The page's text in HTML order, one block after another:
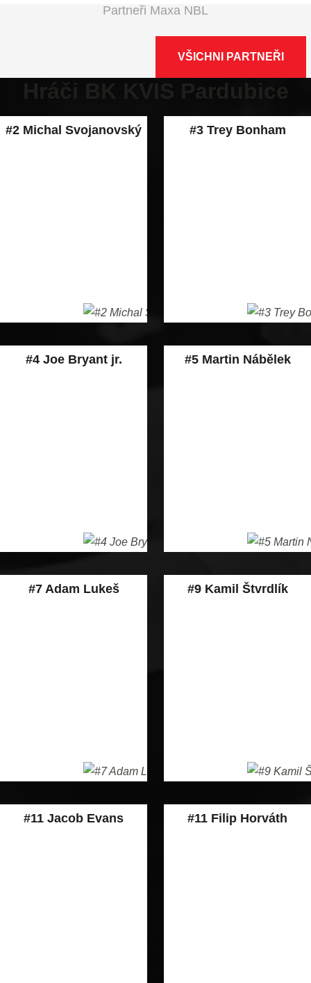
Partneři Maxa NBL
VŠICHNI PARTNEŘI
#2 Michal Svojanovský #3 Trey Bonham
#4 Joe Bryant jr. #5 Martin Nábělek
#7 Adam Lukeš #9 Kamil Štvrdlík
#11 Jacob Evans #11 Filip Horváth